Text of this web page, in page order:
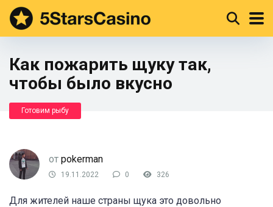
Как пожарить щуку так,
чтобы было вкусно
Готовим рыбу
от pokerman
19.11.2022 0 326
Для жителей наше страны щука это довольно